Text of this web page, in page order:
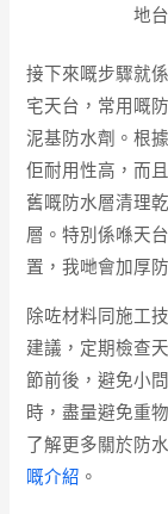
地
接下來嘅步驟就
宅天台，常用嘅
泥基防水劑。根
佢耐用性高，而
舊嘅防水層清理
層。特別係喺天
置，我哋會加厚
除咗材料同施工技
建議，定期檢查
節前後，避免小
時，盡量避免重
了解更多關於防
嘅介紹 。